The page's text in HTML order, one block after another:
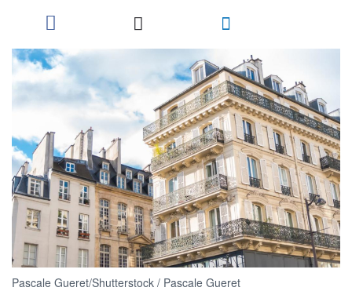
Pascale Gueret/Shutterstock / Pascale Gueret